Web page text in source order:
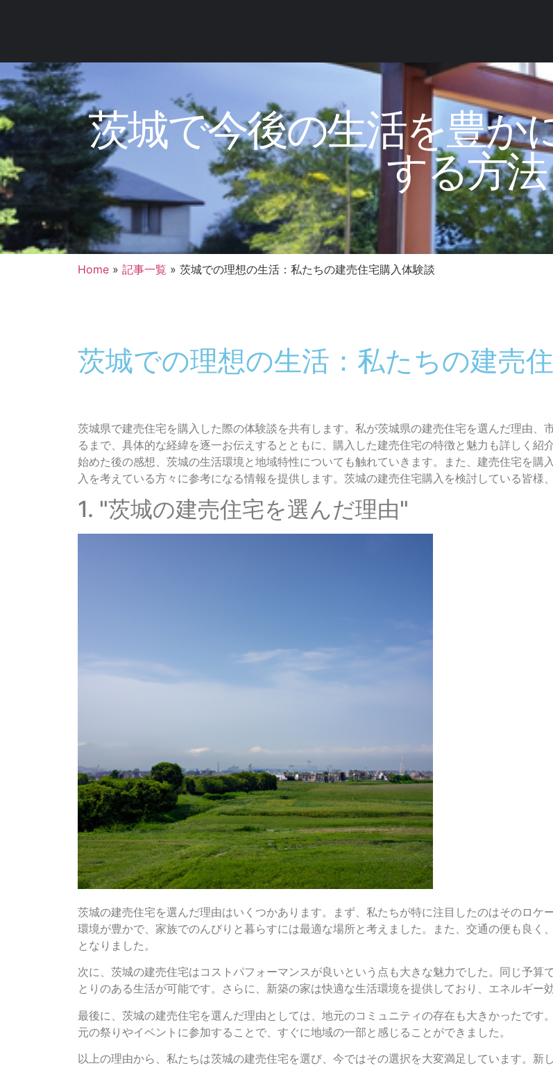
茨城で今後の生活を豊か
する方法
Home » 記事一覧 » 茨城での理想の生活：私たちの建売住宅購入体験談
茨城での理想の生活：私たちの建売
茨城県で建売住宅を購入した際の体験談を共有します。私が茨城県の建売住宅を選んだ理由
るまで、具体的な経緯を逐一お伝えするとともに、購入した建売住宅の特徴と魅力も詳しく
始めた後の感想、茨城の生活環境と地域特性についても触れていきます。また、建売住宅を
入を考えている方々に参考になる情報を提供します。茨城の建売住宅購入を検討している皆様
1. "茨城の建売住宅を選んだ理由"
茨城の建売住宅を選んだ理由はいくつかあります。まず、私たちが特に注目したのはそのロ
環境が豊かで、家族でのんびりと暮らすには最適な場所と考えました。また、交通の便も良
となりました。
次に、茨城の建売住宅はコストパフォーマンスが良いという点も大きな魅力でした。同じ予
とりのある生活が可能です。さらに、新築の家は快適な生活環境を提供しており、エネルギー
最後に、茨城の建売住宅を選んだ理由としては、地元のコミュニティの存在も大きかったで
元の祭りやイベントに参加することで、すぐに地域の一部と感じることができました。
以上の理由から、私たちは茨城の建売住宅を選び、今ではその選択を大変満足しています。